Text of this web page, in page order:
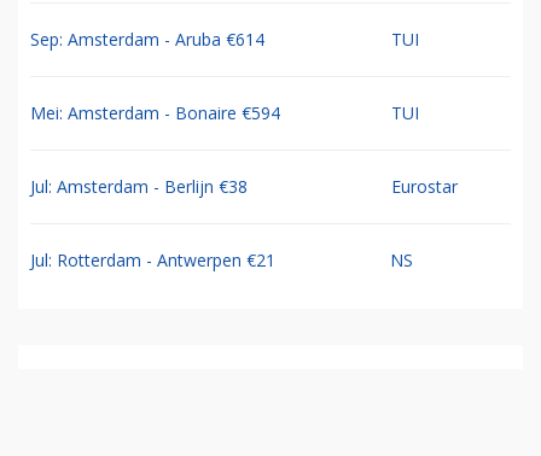
Sep: Amsterdam - Aruba €614 TUI
Mei: Amsterdam - Bonaire €594 TUI
Jul: Amsterdam - Berlijn €38 Eurostar
Jul: Rotterdam - Antwerpen €21 NS